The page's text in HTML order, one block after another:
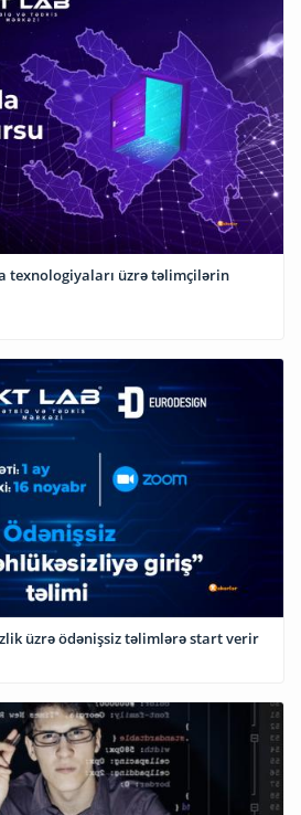
texnologiyaları üzrə təlimçilərin
üzrə ödənişsiz təlimlərə start verir